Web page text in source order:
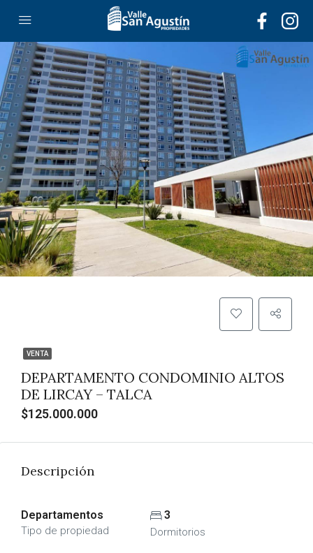
VENTA
DEPARTAMENTO CONDOMINIO ALTOS
DE LIRCAY – TALCA
$125.000.000
Descripción
Departamentos
Tipo de propiedad
3
Dormitorios